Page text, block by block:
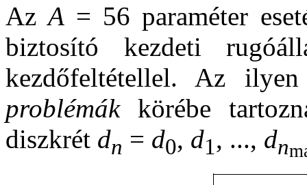
AzA = 56 paraméter
biztosító kezdeti
kezdőfeltétellel. Az
problémákkörébe
diszkrét dn = d0, d1, ..., dn